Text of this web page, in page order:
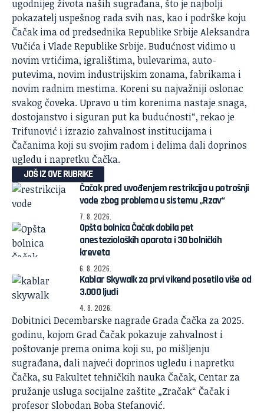
ugodnijeg života naših sugrađana, što je najbolji
pokazatelj uspešnog rada svih nas, kao i podrške koju
Čačak ima od predsednika Republike Srbije Aleksandra
Vučića i Vlade Republike Srbije. Budućnost vidimo u
novim vrtićima, igralištima, bulevarima, auto-
putevima, novim industrijskim zonama, fabrikama i
novim radnim mestima. Koreni su najvažniji oslonac
svakog čoveka. Upravo u tim korenima nastaje snaga,
dostojanstvo i siguran put ka budućnosti“, rekao je
Trifunović i izrazio zahvalnost institucijama i
Čačanima koji su svojim radom i delima dali doprinos
ugledu i napretku Čačka.
JOŠ IZ OVE RUBRIKE
Čačak pred uvođenjem restrikcija u potrošnji
vode zbog problema u sistemu „Rzav“
7. 8. 2026.
Opšta bolnica Čačak dobila pet
anestezioloških aparata i 30 bolničkih
kreveta
6. 8. 2026.
Kablar Skywalk za prvi vikend posetilo više od
3.000 ljudi
4. 8. 2026.
Dobitnici Decembarske nagrade Grada Čačka za 2025.
godinu, kojom Grad Čačak pokazuje zahvalnost i
poštovanje prema onima koji su, po mišljenju
sugrađana, dali najveći doprinos ugledu i napretku
Čačka, su Fakultet tehničkih nauka Čačak, Centar za
pružanje usluga socijalne zaštite „Zračak“ Čačak i
profesor Slobodan Boba Stefanović.